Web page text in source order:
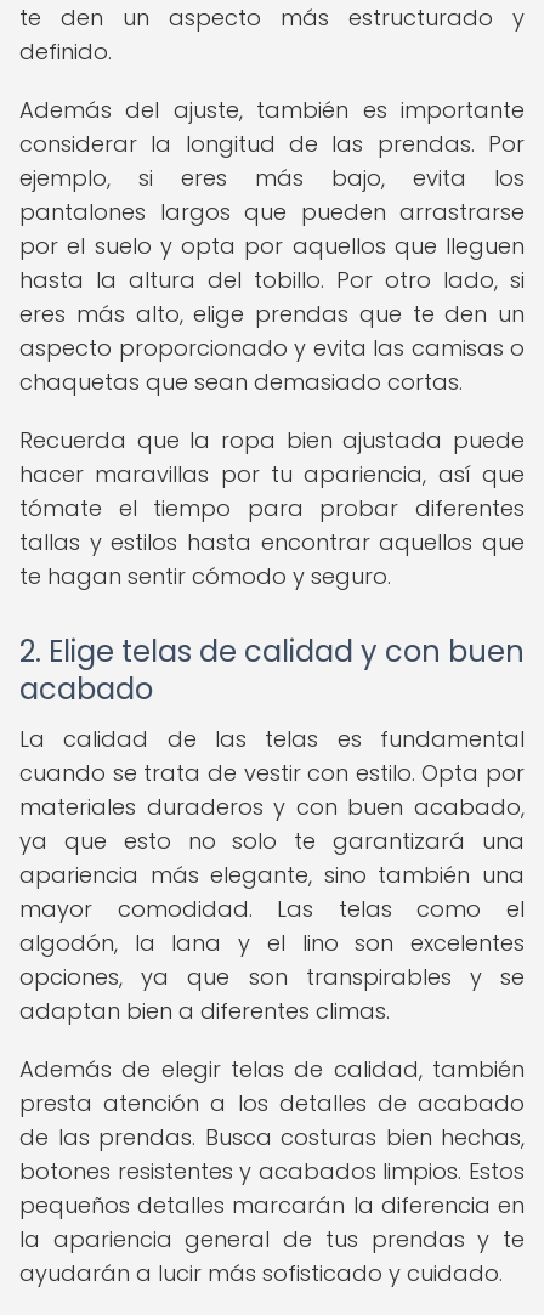
te den un aspecto más estructurado y
definido.
Además del ajuste, también es importante
considerar la longitud de las prendas. Por
ejemplo, si eres más bajo, evita los
pantalones largos que pueden arrastrarse
por el suelo y opta por aquellos que lleguen
hasta la altura del tobillo. Por otro lado, si
eres más alto, elige prendas que te den un
aspecto proporcionado y evita las camisas o
chaquetas que sean demasiado cortas.
Recuerda que la ropa bien ajustada puede
hacer maravillas por tu apariencia, así que
tómate el tiempo para probar diferentes
tallas y estilos hasta encontrar aquellos que
te hagan sentir cómodo y seguro.
2. Elige telas de calidad y con buen
acabado
La calidad de las telas es fundamental
cuando se trata de vestir con estilo. Opta por
materiales duraderos y con buen acabado,
ya que esto no solo te garantizará una
apariencia más elegante, sino también una
mayor comodidad. Las telas como el
algodón, la lana y el lino son excelentes
opciones, ya que son transpirables y se
adaptan bien a diferentes climas.
Además de elegir telas de calidad, también
presta atención a los detalles de acabado
de las prendas. Busca costuras bien hechas,
botones resistentes y acabados limpios. Estos
pequeños detalles marcarán la diferencia en
la apariencia general de tus prendas y te
ayudarán a lucir más sofisticado y cuidado.